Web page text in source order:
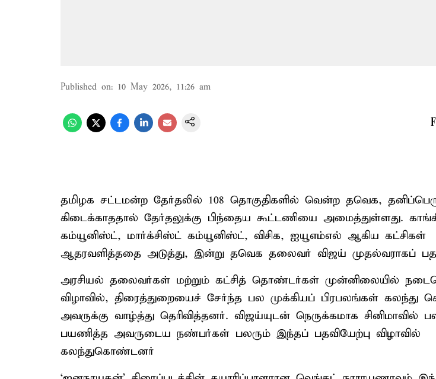
Published on: 10 May 2026, 11:26 am
தமிழக சட்டமன்ற தேர்தலில் 108 தொகுதிகளில் வென்ற தவெக,
கிடைக்காததால் தேர்தலுக்கு பிந்தைய கூட்டணியை அமைத்துள்ளது.
கம்யூனிஸ்ட், மார்க்சிஸ்ட் கம்யூனிஸ்ட், விசிக, ஐயூஎம்எல் ஆகிய கட்சிகள்
ஆதரவளித்ததை அடுத்து, இன்று தவெக தலைவர் விஜய் முதல்வராகப்
அரசியல் தலைவர்கள் மற்றும் கட்சித் தொண்டர்கள் முன்னிலையில்
விழாவில், திரைத்துறையைச் சேர்ந்த பல முக்கியப் பிரபலங்கள் கலந்து
அவருக்கு வாழ்த்து தெரிவித்தனர். விஜய்யுடன் நெருக்கமாக சினிமாவில்
பயணித்த அவருடைய நண்பர்கள் பலரும் இந்தப் பதவியேற்பு விழாவில்
கலந்துகொண்டனர்